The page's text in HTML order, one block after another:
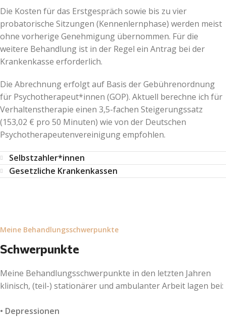
Die Kosten für das Erstgespräch sowie bis zu vier
probatorische Sitzungen (Kennenlernphase) werden meist
ohne vorherige Genehmigung übernommen. Für die
weitere Behandlung ist in der Regel ein Antrag bei der
Krankenkasse erforderlich.
Die Abrechnung erfolgt auf Basis der Gebührenordnung
für Psychotherapeut*innen (GOP). Aktuell berechne ich für
Verhaltenstherapie einen 3,5-fachen Steigerungssatz
(153,02 € pro 50 Minuten) wie von der Deutschen
Psychotherapeutenvereinigung empfohlen.
Selbstzahler*innen
Gesetzliche Krankenkassen
Meine Behandlungsschwerpunkte
Schwerpunkte
Meine Behandlungsschwerpunkte in den letzten Jahren
klinisch, (teil-) stationärer und ambulanter Arbeit lagen bei:
• Depressionen